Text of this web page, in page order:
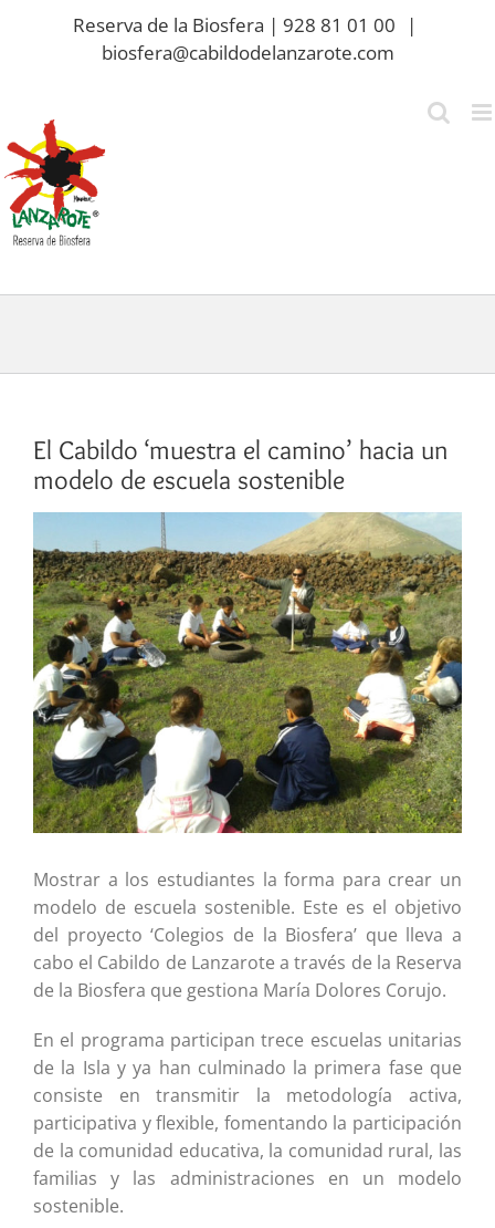
Reserva de la Biosfera | 928 81 01 00
|
biosfera@cabildodelanzarote.com
El Cabildo ‘muestra el camino’ hacia un
modelo de escuela sostenible
imagen
más
grande
Mostrar a los estudiantes la forma para crear un
modelo de escuela sostenible. Este es el objetivo
del proyecto ‘Colegios de la Biosfera’ que lleva a
cabo el Cabildo de Lanzarote a través de la Reserva
de la Biosfera que gestiona María Dolores Corujo.
En el programa participan trece escuelas unitarias
de la Isla y ya han culminado la primera fase que
consiste en transmitir la metodología activa,
participativa y flexible, fomentando la participación
de la comunidad educativa, la comunidad rural, las
familias y las administraciones en un modelo
sostenible.